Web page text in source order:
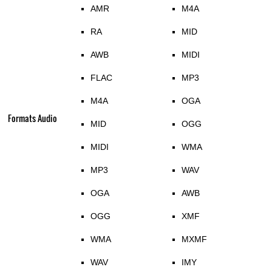
Formats Audio
AMR
RA
AWB
FLAC
M4A
MID
MIDI
MP3
OGA
OGG
WMA
WAV
M4A
MID
MIDI
MP3
OGA
OGG
WMA
WAV
AWB
XMF
MXMF
IMY